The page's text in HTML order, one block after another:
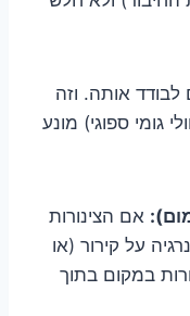
אותה. וזה
גומי ספוגי) מונע
אם הצינורות
על קירור (או
במקום בתוך